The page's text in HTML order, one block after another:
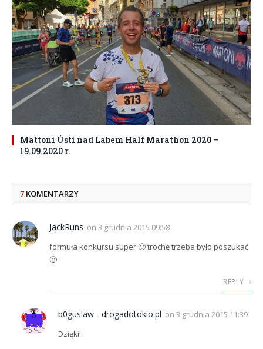
Mattoni Ústí nad Labem Half Marathon 2020 –
19.09.2020 r.
7 KOMENTARZY
JackRuns on 3 grudnia 2015 09:58
formuła konkursu super 🙂 trochę trzeba było poszukać
🙂
REPLY
b0guslaw - drogadotokio.pl on 3 grudnia 2015 11:39
Dzięki!